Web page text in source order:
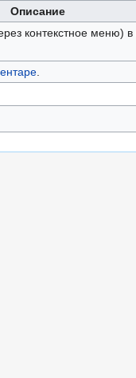
Описание
контекстное меню) в
.